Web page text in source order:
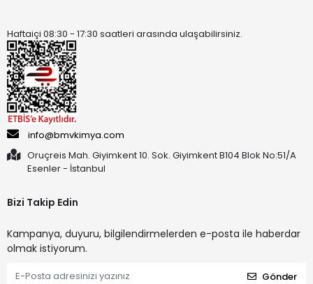
Haftaiçi 08:30 - 17:30 saatleri arasında ulaşabilirsiniz.
info@bmvkimya.com
Oruçreis Mah. Giyimkent 10. Sok. Giyimkent B104 Blok No:51/A
Esenler - İstanbul
Bizi Takip Edin
Kampanya, duyuru, bilgilendirmelerden e-posta ile haberdar
olmak istiyorum.
Gönder